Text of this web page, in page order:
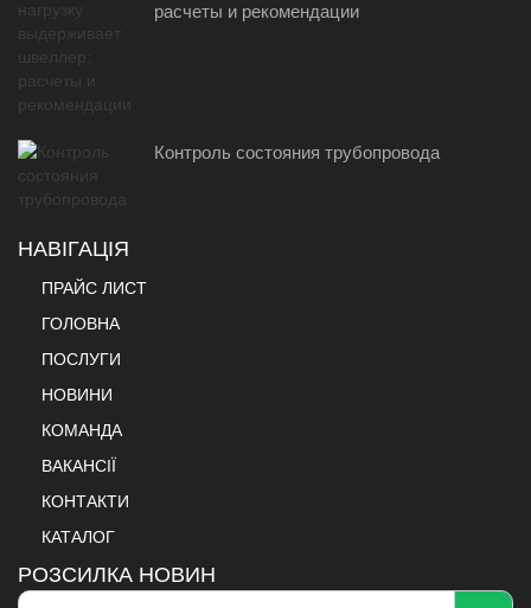
расчеты и рекомендации
Контроль состояния трубопровода
НАВІГАЦІЯ
ПРАЙС ЛИСТ
ГОЛОВНА
ПОСЛУГИ
НОВИНИ
КОМАНДА
ВАКАНСІЇ
КОНТАКТИ
КАТАЛОГ
РОЗСИЛКА НОВИН